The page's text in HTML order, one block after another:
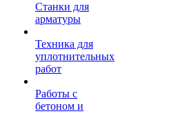
Станки для
арматуры
Техника для
уплотнительных
работ
Работы с
бетоном и